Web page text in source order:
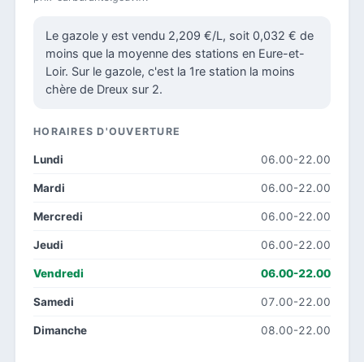
Le gazole y est vendu 2,209 €/L, soit 0,032 € de
moins que la moyenne des stations en Eure-et-
Loir. Sur le gazole, c'est la 1re station la moins
chère de Dreux sur 2.
HORAIRES D'OUVERTURE
Lundi 06.00-22.00
Mardi 06.00-22.00
Mercredi 06.00-22.00
Jeudi 06.00-22.00
Vendredi 06.00-22.00
Samedi 07.00-22.00
Dimanche 08.00-22.00